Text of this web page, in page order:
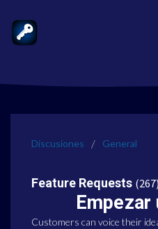
Discusiones General
Feature Requests 267
Empezar
Customers can voice their